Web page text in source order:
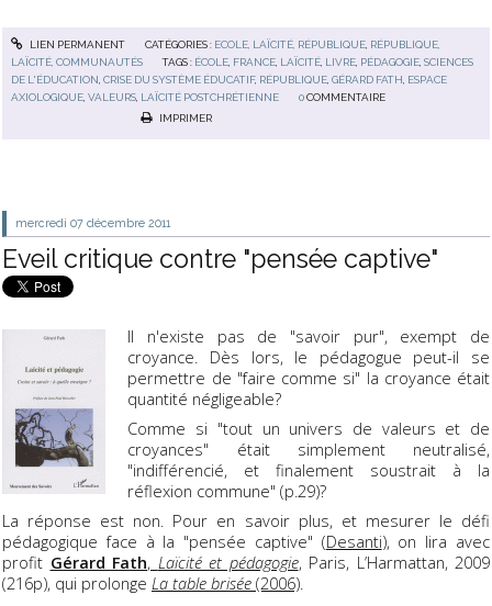
LIEN PERMANENT CATÉGORIES : ECOLE, LAÏCITÉ, RÉPUBLIQUE, RÉPUBLIQUE,
LAÏCITÉ, COMMUNAUTÉS
TAGS : ÉCOLE FRANCE LAÏCITÉ LIVRE PÉDAGOGIE ,SCIENCES
DE L'ÉDUCATION ,CRISE DU SYSTÈME ÉDUCATIF, RÉPUBLIQUE ,GÉRARD FATH ESPACE
AXIOLOGIQUE ,VALEURS LAÏCITÉ POSTCHRÉTIENNE 0 COMMENTAIRE
IMPRIMER
mercredi 07 décembre 2011
Eveil critique contre "pensée captive"
Il n'existe pas de "savoir pur", exempt de
croyance. Dès lors, le pédagogue peut-il se
permettre de "faire comme si" la croyance était
quantité négligeable?
Comme si "tout un univers de valeurs et de
croyances" était simplement neutralisé,
"indifférencié, et finalement soustrait à la
réflexion commune" (p.29)?
La réponse est non. Pour en savoir plus, et mesurer le défi
pédagogique face à la "pensée captive" (Desanti), on lira avec
profit Gérard Fath, Laïcité et pédagogie, Paris, L’Harmattan, 2009
(216p), qui prolonge La table brisée (2006).